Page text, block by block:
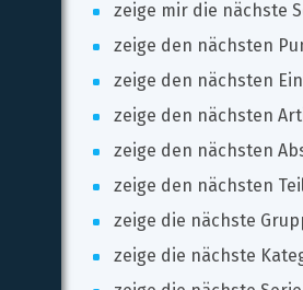
zeige mir die nächste
zeige den nächsten
zeige den nächsten
zeige den nächsten
zeige den nächsten
zeige den nächsten
zeige die nächste
zeige die nächste